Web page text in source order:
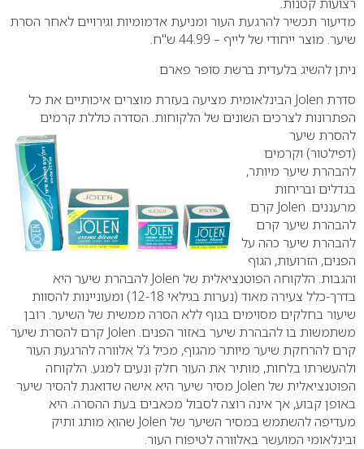
מדיעור תכשיר להרגעת העור ומניעת אדמומיות וגירויים לאחר הסרת
שיער. מוצר ייחודי של לייף – 44.99 ש"ח.
ניתן להשיג בלעדית ברשת סופר פארם
סדרת Jolen הבינלאומית מציעה בעזרת מוצרים איכותיים את כל
הפתרונות לצרכים השונים של הלקוחות. הסדרה כוללת קרמים
להסרת שיער
(דפילטור) וקרמים
להבהרת שיער מיותר,
בגדלים ובריחות
מרעננים. Jolen קרם
להבהרת שיערקרם
להבהרת שיער כהה על
הפנים, הזרועות, הגוף
והגבות. הלקוחה הפוטנציאלית של Jolen להבהרת שיער היא
בדרך-כלל צעירה מאוד (נערות בגילאי 12-18) ומעוניינות להסוות
שיעור בחלקים מסוימים בגוף ללא הסרה ממשית של השיער. רובן
משתמשות בו להבהרת שיער באזור הפנים. Jolen קרם להסרת שיער
קרם להרחקת שיער מיותר מהגוף, מכיל ג’ל אלוורה להרגעת העור
ולהעשרתו בלחות, מותיר את העור חלק ונעים למגע. הלקוחה
הפוטנציאלית של Jolen מסיר שיער היא אישה שדואגת להסיר שיער
באופן קבוע, אך אינה רוצה לסבול מכאבים בעת ההסרה. היא
מעדיפה להשתמש במסיר השיער של Jolen שהוא מותג ותיק
ובינלאומי המועשר באלוורה לטיפוח העור.